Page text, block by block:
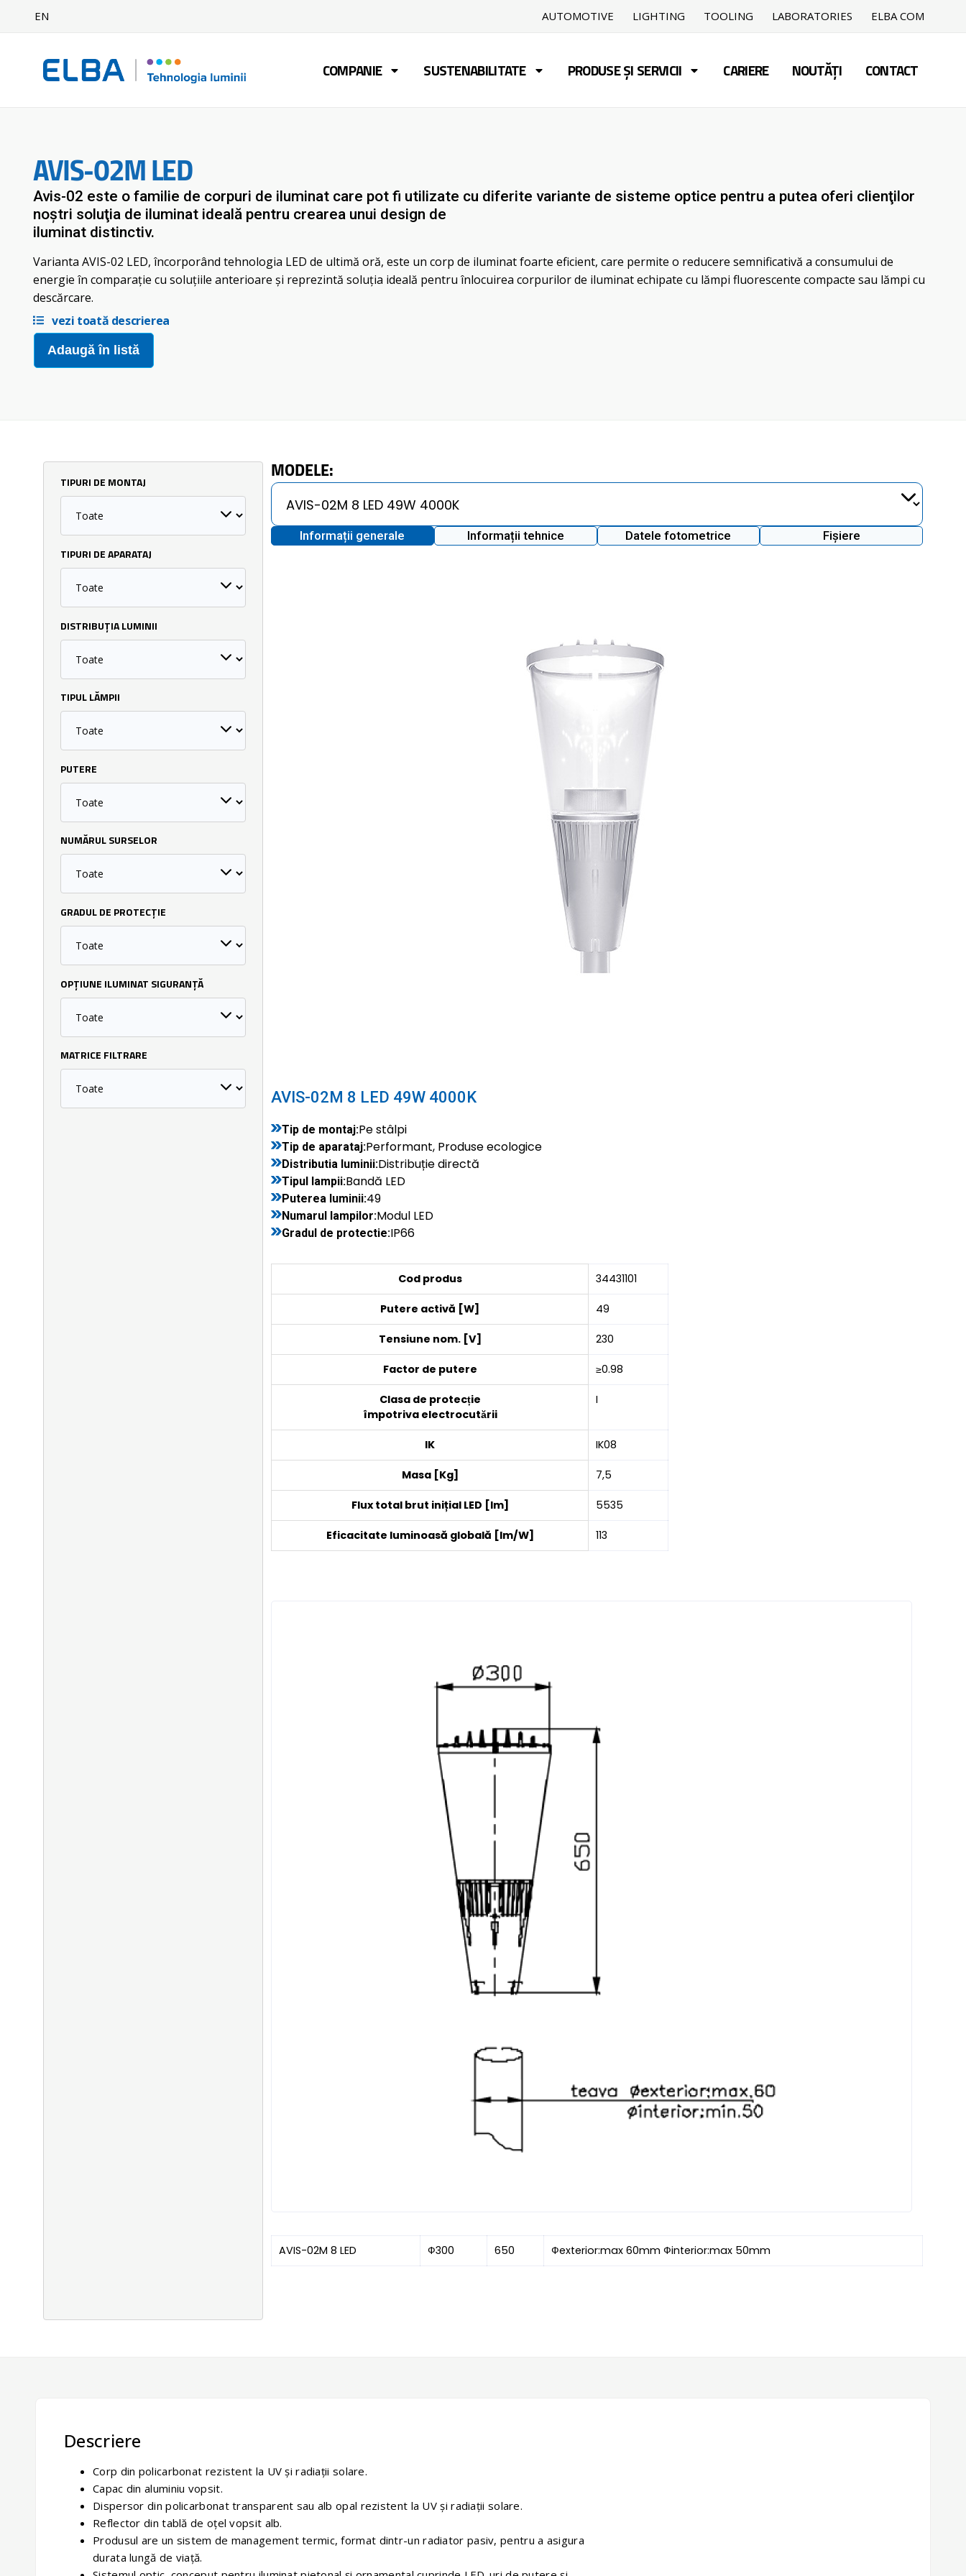
EN AUTOMOTIVE LIGHTING TOOLING LABORATORIES ELBA COM
COMPANIE SUSTENABILITATE PRODUSE ȘI SERVICII CARIERE NOUTĂȚI CONTACT
AVIS-02M LED
Avis-02 este o familie de corpuri de iluminat care pot fi utilizate cu diferite variante de sisteme optice pentru a putea oferi clienţilor
noştri soluţia de iluminat ideală pentru crearea unui design de
iluminat distinctiv.
Varianta AVIS-02 LED, încorporând tehnologia LED de ultimă oră, este un corp de iluminat foarte eficient, care permite o reducere semnificativă a consumului de
energie în comparaţie cu soluţiile anterioare şi reprezintă soluţia ideală pentru înlocuirea corpurilor de iluminat echipate cu lămpi fluorescente compacte sau lămpi cu
descărcare.
vezi toată descrierea
Adaugă în listă
TIPURI DE MONTAJ
TIPURI DE APARATAJ
DISTRIBUȚIA LUMINII
TIPUL LĂMPII
PUTERE
NUMĂRUL SURSELOR
GRADUL DE PROTECȚIE
OPȚIUNE ILUMINAT SIGURANȚĂ
MATRICE FILTRARE
MODELE:
Informații generale Informații tehnice Datele fotometrice Fișiere
AVIS-02M 8 LED 49W 4000K
Tip de montaj:Pe stâlpi
Tip de aparataj:Performant, Produse ecologice
Distributia luminii:Distribuție directă
Tipul lampii:Bandă LED
Puterea luminii:49
Numarul lampilor:Modul LED
Gradul de protectie:IP66
Cod produs 34431101
Putere activă [W] 49
Tensiune nom. [V] 230
Factor de putere ≥0.98
Clasa de protecție
împotriva electrocutării
I
IK IK08
Masa [Kg] 7,5
Flux total brut inițial LED [lm] 5535
Eficacitate luminoasă globală [lm/W] 113
AVIS-02M 8 LED Ф300 650 Фexterior:max 60mm Фinterior:max 50mm
Descriere
Corp din policarbonat rezistent la UV şi radiaţii solare.
Capac din aluminiu vopsit.
Dispersor din policarbonat transparent sau alb opal rezistent la UV şi radiaţii solare.
Reflector din tablă de oţel vopsit alb.
Produsul are un sistem de management termic, format dintr-un radiator pasiv, pentru a asigura
durata lungă de viaţă.